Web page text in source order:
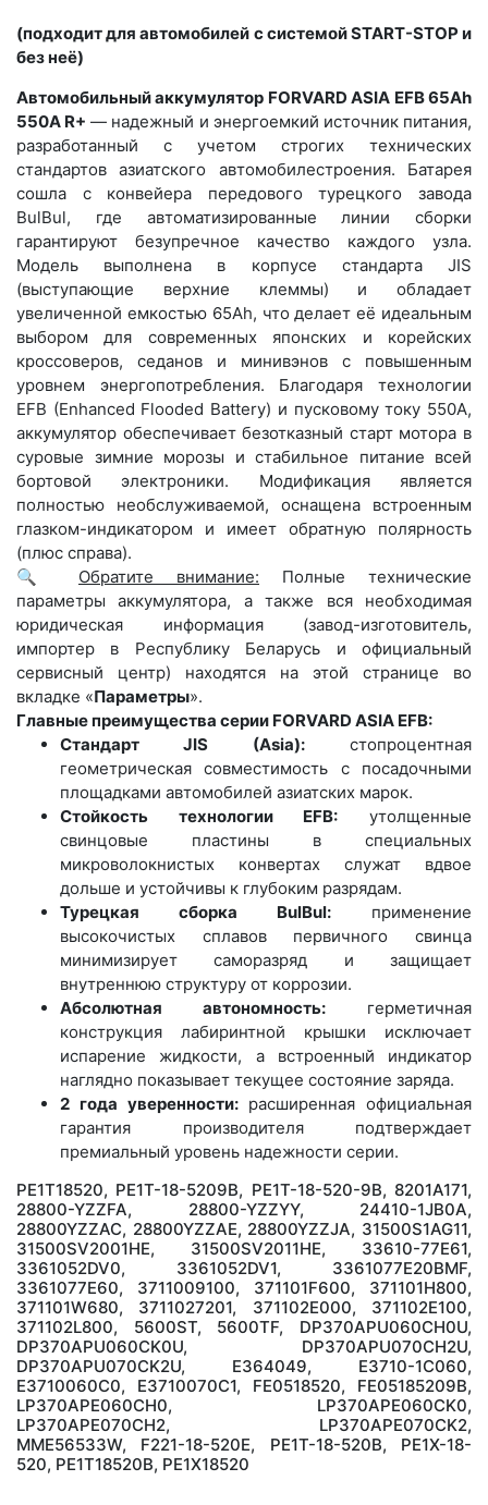
(подходит для автомобилей с системой START-STOP и
без неё)
Автомобильный аккумулятор FORVARD ASIA EFB 65Ah
550A R+ — надежный и энергоемкий источник питания,
разработанный с учетом строгих технических
стандартов азиатского автомобилестроения. Батарея
сошла с конвейера передового турецкого завода
BulBul, где автоматизированные линии сборки
гарантируют безупречное качество каждого узла.
Модель выполнена в корпусе стандарта JIS
(выступающие верхние клеммы) и обладает
увеличенной емкостью 65Ah, что делает её идеальным
выбором для современных японских и корейских
кроссоверов, седанов и минивэнов с повышенным
уровнем энергопотребления. Благодаря технологии
EFB (Enhanced Flooded Battery) и пусковому току 550А,
аккумулятор обеспечивает безотказный старт мотора в
суровые зимние морозы и стабильное питание всей
бортовой электроники. Модификация является
полностью необслуживаемой, оснащена встроенным
глазком-индикатором и имеет обратную полярность
(плюс справа).
🔍 Обратите внимание: Полные технические
параметры аккумулятора, а также вся необходимая
юридическая информация (завод-изготовитель,
импортер в Республику Беларусь и официальный
сервисный центр) находятся на этой странице во
вкладке «Параметры».
Главные преимущества серии FORVARD ASIA EFB:
Стандарт JIS (Asia):стопроцентная
геометрическая совместимость с посадочными
площадками автомобилей азиатских марок.
Стойкость технологии EFB: утолщенные
свинцовые пластины в специальных
микроволокнистых конвертах служат вдвое
дольше и устойчивы к глубоким разрядам.
Турецкая сборка BulBul: применение
высокочистых сплавов первичного свинца
минимизирует саморазряд и защищает
внутреннюю структуру от коррозии.
Абсолютная автономность: герметичная
конструкция лабиринтной крышки исключает
испарение жидкости, а встроенный индикатор
наглядно показывает текущее состояние заряда.
2 года уверенности:расширенная официальная
гарантия производителя подтверждает
премиальный уровень надежности серии.
PE1T18520, PE1T-18-5209B, PE1T-18-520-9B, 8201A171,
28800-YZZFA, 28800-YZZYY, 24410-1JB0A,
28800YZZAC, 28800YZZAE, 28800YZZJA, 31500S1AG11,
31500SV2001HE, 31500SV2011HE, 33610-77E61,
3361052DV0, 3361052DV1, 3361077E20BMF,
3361077E60, 3711009100, 371101F600, 371101H800,
371101W680, 3711027201, 371102E000, 371102E100,
371102L800, 5600ST, 5600TF, DP370APU060CH0U,
DP370APU060CK0U, DP370APU070CH2U,
DP370APU070CK2U, E364049, E3710-1C060,
E3710060C0, E3710070C1, FE0518520, FE05185209B,
LP370APE060CH0, LP370APE060CK0,
LP370APE070CH2, LP370APE070CK2,
MME56533W, F221-18-520E, PE1T-18-520B, PE1X-18-
520, PE1T18520B, PE1X18520